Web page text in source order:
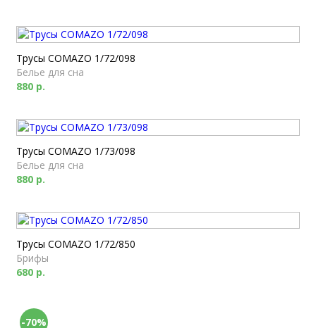
Трусы COMAZO 1/72/098
Белье для сна
880 р.
Трусы COMAZO 1/73/098
Белье для сна
880 р.
Трусы COMAZO 1/72/850
Брифы
680 р.
-70%